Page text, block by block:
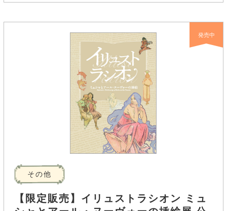
発売中
その他
【限定販売】イリュストラシオン ミュ